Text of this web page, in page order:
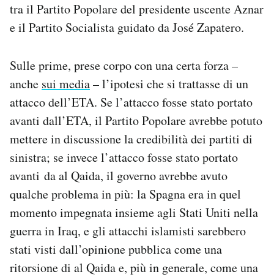
tra il Partito Popolare del presidente uscente Aznar
e il Partito Socialista guidato da José Zapatero.
Sulle prime, prese corpo con una certa forza –
anche sui media– l’ipotesi che si trattasse di un
attacco dell’ETA. Se l’attacco fosse stato portato
avanti dall’ETA, il Partito Popolare avrebbe potuto
mettere in discussione la credibilità dei partiti di
sinistra; se invece l’attacco fosse stato portato
avanti da al Qaida, il governo avrebbe avuto
qualche problema in più: la Spagna era in quel
momento impegnata insieme agli Stati Uniti nella
guerra in Iraq, e gli attacchi islamisti sarebbero
stati visti dall’opinione pubblica come una
ritorsione di al Qaida e, più in generale, come una